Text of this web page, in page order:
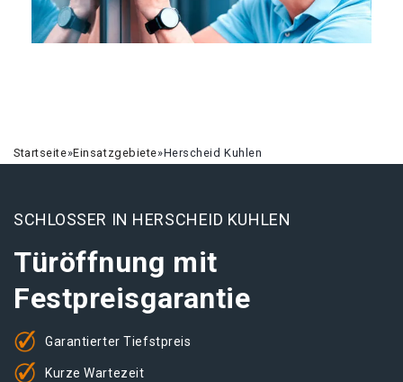
Startseite»Einsatzgebiete»Herscheid Kuhlen
SCHLOSSER IN HERSCHEID KUHLEN
Türöffnung mit
Festpreisgarantie
Garantierter Tiefstpreis
Kurze Wartezeit